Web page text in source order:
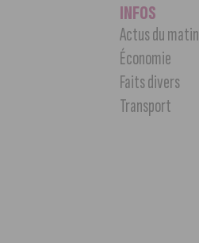
INFOS
Actus du matin
Économie
Faits divers
Transport